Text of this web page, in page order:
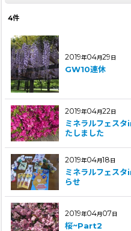
4件
2019年04月29日
GW10連休
2019年04月22日
ミネラルフェス
たしました
2019年04月18日
ミネラルフェス
らせ
2019年04月07日
桜~Part2